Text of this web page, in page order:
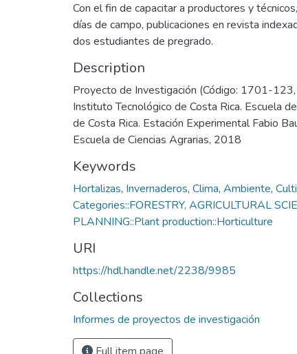
Con el fin de capacitar a productores y
días de campo, publicaciones en revista
dos estudiantes de pregrado.
Description
Proyecto de Investigación (Código: 1701-
Instituto Tecnológico de Costa Rica. Escuela
de Costa Rica. Estación Experimental Fabio
Escuela de Ciencias Agrarias, 2018
Keywords
Hortalizas, Invernaderos, Clima, Ambiente,
Categories::FORESTRY, AGRICULTURAL
PLANNING::Plant production::Horticulture
URI
https://hdl.handle.net/2238/9985
Collections
Informes de proyectos de investigación